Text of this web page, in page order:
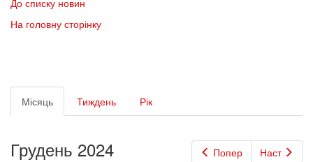
До списку новин
На головну сторінку
Первинні
вкладки
Місяць (активна
вкладка)
Тиждень Рік
Попер Наст
Грудень 2024